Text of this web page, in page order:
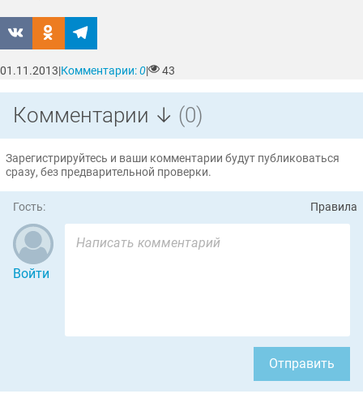
01.11.2013|Комментарии:0| 43
Комментарии ↓ (0)
Зарегистрируйтесь и ваши комментарии будут публиковаться
сразу, без предварительной проверки.
Гость: Правила
Войти
Отправить